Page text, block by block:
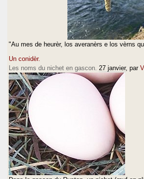
"Au mes de heurèr, los averanèrs e los vèrns
Un conidèr.
Les noms du nichet en gascon. 27 janvier, par